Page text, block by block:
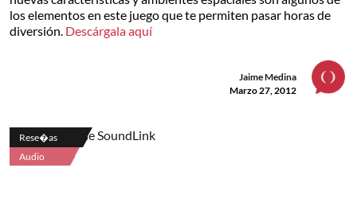
los elementos en este juego que te permiten pasar horas de
diversión. Descárgala aquí
Jaime Medina
Marzo 27, 2012
Rese�as
Audio